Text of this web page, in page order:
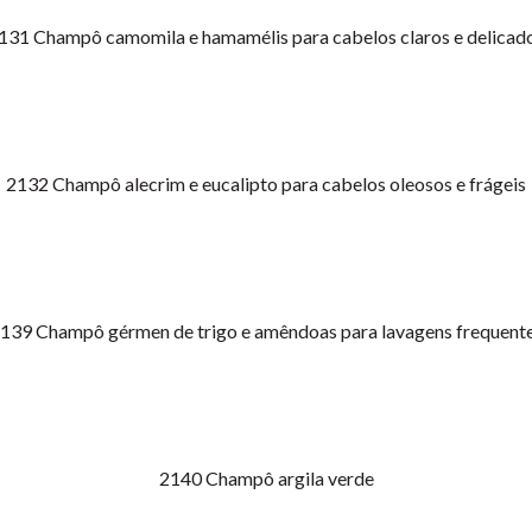
Champô camomila e hamamélis para cabelos claros e
2132 Champô alecrim e eucalipto para cabelos oleosos e frágeis
Champô gérmen de trigo e amêndoas para lavagens
2140Champô argila verde